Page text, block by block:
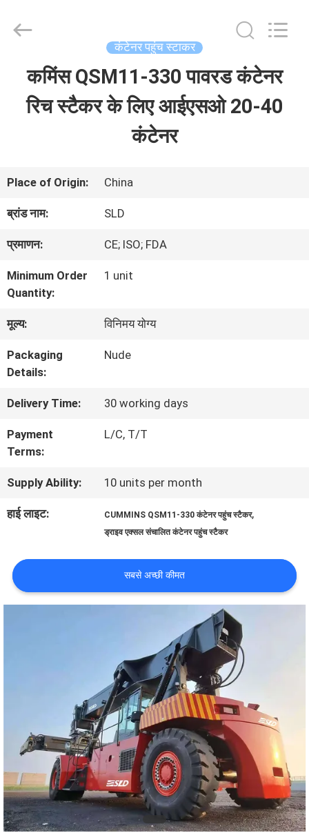
हमारे
बारे
में
कारखाना
भ्रमण
गुणवत्ता
नियंत्रण
साइटमैप
PRIVACY
POLICY
Development
कंटेनर पहुंच स्टाकर
कमिंस QSM11-330 पावरड कंटेनर
रिच स्टैकर के लिए आईएसओ 20-40
कंटेनर
Place of Origin: China
ब्रांड नाम: SLD
प्रमाणन: CE; ISO; FDA
Minimum Order
Quantity:
1 unit
मूल्य: विनिमय योग्य
Packaging
Details:
Nude
Delivery Time: 30 working days
Payment
Terms:
L/C, T/T
Supply Ability: 10 units per month
हाई लाइट: CUMMINS QSM11-330 कंटेनर पहुंच स्टैकर,
ड्राइव एक्सल संचालित कंटेनर पहुंच स्टैकर
सबसे अच्छी कीमत